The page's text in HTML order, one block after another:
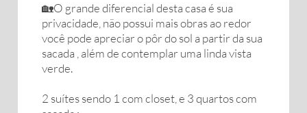
🏡O grande diferencial desta casa é sua
privacidade, não possui mais obras ao redor
você pode apreciar o pôr do sol a partir da sua
sacada , além de contemplar uma linda vista
verde.
2 suítes sendo 1 com closet, e 3 quartos com